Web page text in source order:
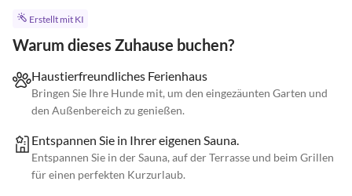
Erstellt mit KI
Warum dieses Zuhause buchen?
Haustierfreundliches Ferienhaus
Bringen Sie Ihre Hunde mit, um den eingezäunten Garten und
den Außenbereich zu genießen.
Entspannen Sie in Ihrer eigenen Sauna.
Entspannen Sie in der Sauna, auf der Terrasse und beim Grillen
für einen perfekten Kurzurlaub.